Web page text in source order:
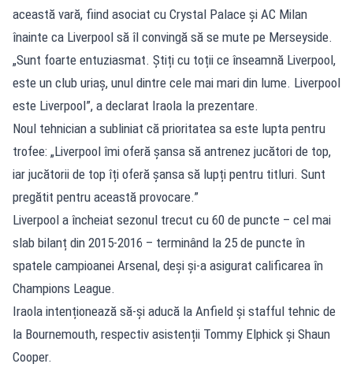
această vară, fiind asociat cu Crystal Palace și AC Milan
înainte ca Liverpool să îl convingă să se mute pe Merseyside.
„Sunt foarte entuziasmat. Știți cu toții ce înseamnă Liverpool,
este un club uriaș, unul dintre cele mai mari din lume. Liverpool
este Liverpool”, a declarat Iraola la prezentare.
Noul tehnician a subliniat că prioritatea sa este lupta pentru
trofee: „Liverpool îmi oferă șansa să antrenez jucători de top,
iar jucătorii de top îți oferă șansa să lupți pentru titluri. Sunt
pregătit pentru această provocare.”
Liverpool a încheiat sezonul trecut cu 60 de puncte – cel mai
slab bilanț din 2015-2016 – terminând la 25 de puncte în
spatele campioanei Arsenal, deși și-a asigurat calificarea în
Champions League.
Iraola intenționează să-și aducă la Anfield și stafful tehnic de
la Bournemouth, respectiv asistenții Tommy Elphick și Shaun
Cooper.